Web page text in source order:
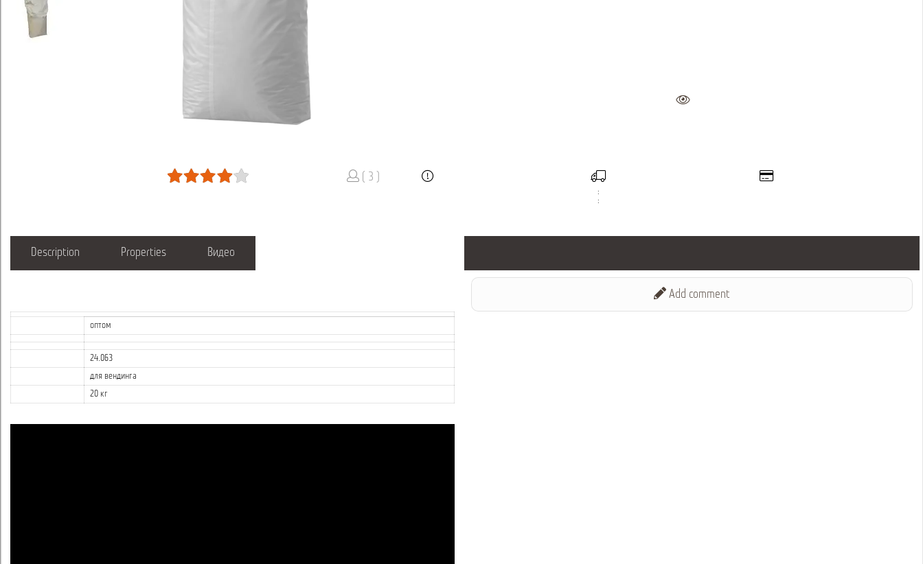
( 3 )
:
:
Description Properties Видео
оптом
24.063
для вендинга
20 кг
Add comment